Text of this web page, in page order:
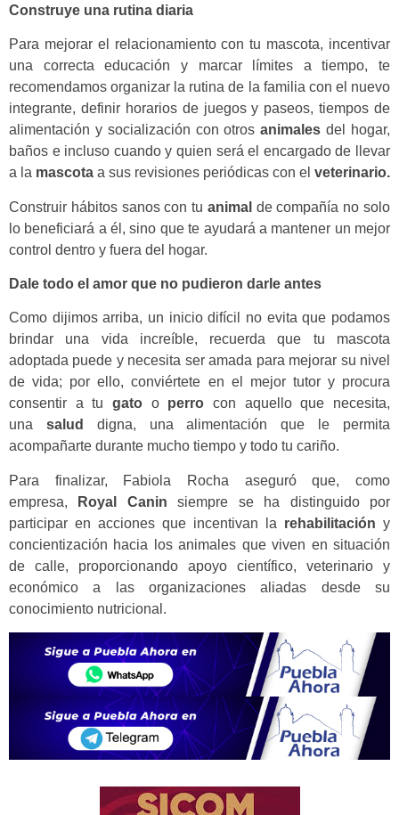
Construye una rutina diaria
Para mejorar el relacionamiento con tu mascota, incentivar
una correcta educación y marcar límites a tiempo, te
recomendamos organizar la rutina de la familia con el nuevo
integrante, definir horarios de juegos y paseos, tiempos de
alimentación y socialización con otrosanimales del hogar,
baños e incluso cuando y quien será el encargado de llevar
a la mascota a sus revisiones periódicas con el veterinario.
Construir hábitos sanos con tu animal de compañía no solo
lo beneficiará a él, sino que te ayudará a mantener un mejor
control dentro y fuera del hogar.
Dale todo el amor que no pudieron darle antes
Como dijimos arriba, un inicio difícil no evita que podamos
brindar una vida increíble, recuerda que tu mascota
adoptada puede y necesita ser amada para mejorar su nivel
de vida; por ello, conviértete en el mejor tutor y procura
consentir a tu gato o perro con aquello que necesita,
una salud
digna, una alimentación que le permita
acompañarte durante mucho tiempo y todo tu cariño.
Para finalizar, Fabiola Rocha aseguró que, como
empresa,
Royal Canin siempre se ha distinguido por
participar en acciones que incentivan la rehabilitación y
concientización hacia los animales que viven en situación
de calle, proporcionando apoyo científico, veterinario y
económico a las organizaciones aliadas desde su
conocimiento nutricional.